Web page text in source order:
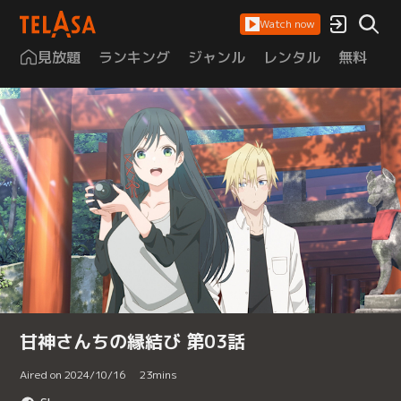
Watch now
見放題 ランキング ジャンル レンタル 無料
甘神さんちの縁結び 第03話
Aired on 2024/10/16 23mins